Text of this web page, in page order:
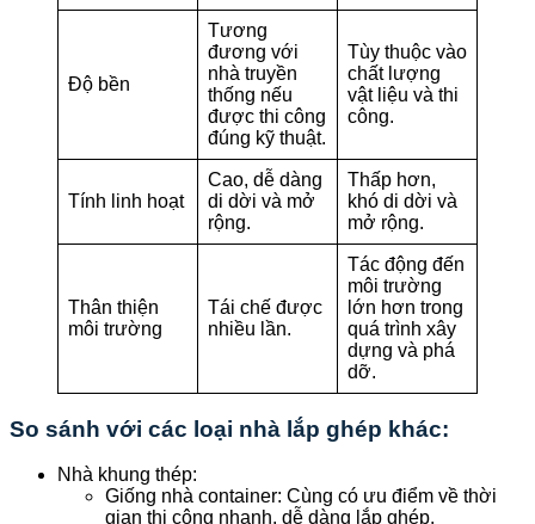
Độ bền
Tương
đương với
nhà truyền
thống nếu
được thi công
đúng kỹ thuật.
Tùy thuộc vào
chất lượng
vật liệu và thi
công.
Tính linh hoạt
Cao, dễ dàng
di dời và mở
rộng.
Thấp hơn,
khó di dời và
mở rộng.
Thân thiện
môi trường
Tái chế được
nhiều lần.
Tác động đến
môi trường
lớn hơn trong
quá trình xây
dựng và phá
dỡ.
So sánh với các loại nhà lắp ghép khác:
Nhà khung thép:
Giống nhà container: Cùng có ưu điểm về thời
gian thi công nhanh, dễ dàng lắp ghép.